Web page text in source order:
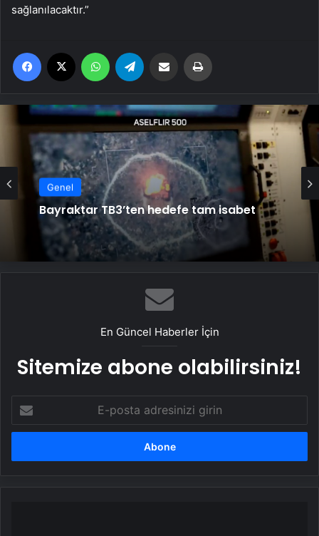
sağlanılacaktır.”
Facebook WhatsApp Email'den paylaş
Genel
Bayraktar TB3’ten hedefe tam isabet
En Güncel Haberler İçin
Sitemize abone olabilirsiniz!
posta
adresinizi